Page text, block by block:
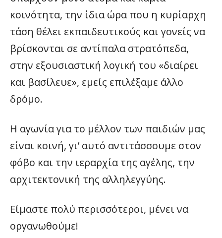
κοινότητα, την ίδια ώρα που η κυρίαρχη
τάση θέλει εκπαιδευτικούς και γονείς να
βρίσκονται σε αντίπαλα στρατόπεδα,
στην εξουσιαστική λογική του «διαίρει
και βασίλευε», εμείς επιλέξαμε άλλο
δρόμο.
Η αγωνία για το μέλλον των παιδιών μας
είναι κοινή, γι’ αυτό αντιτάσσουμε στον
φόβο και την ιεραρχία της αγέλης, την
αρχιτεκτονική της αλληλεγγύης.
Είμαστε πολύ περισσότεροι, μένει να
οργανωθούμε!